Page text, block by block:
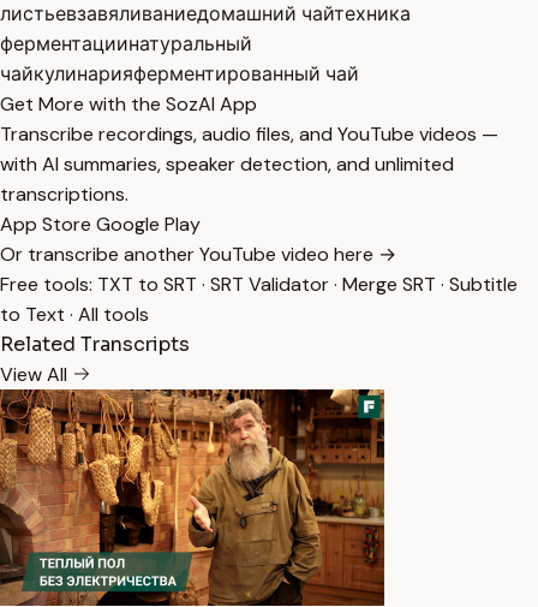
листьевзавяливаниедомашний чайтехника
ферментациинатуральный
чайкулинарияферментированный чай
Get More with the SozAI App
Transcribe recordings, audio files, and YouTube videos —
with AI summaries, speaker detection, and unlimited
transcriptions.
App Store Google Play
Or transcribe another YouTube video here →
Free tools: TXT to SRT · SRT Validator· Merge SRT · Subtitle
to Text · All tools
Related Transcripts
View All